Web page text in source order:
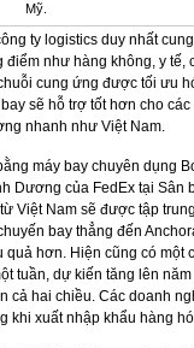
Mỹ.
ty logistics duy nhất
như hàng không, y tế,
cung ứng được tối ưu
sẽ hỗ trợ tốt hơn cho
nhanh như Việt Nam.
máy bay chuyên dụng
Dương của FedEx tại Sân
Việt Nam sẽ được tập
bay thẳng đến
hơn. Hiện cũng có một
tuần, dự kiến tăng lên
cả hai chiều. Các doanh
xuất nhập khẩu hàng